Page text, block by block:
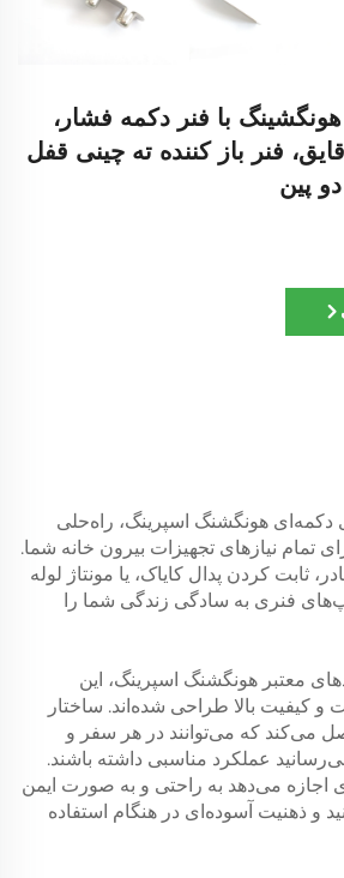
با فنر دکمه فشار،
فنر باز کننده ته چینی قفل
پین
هونگشنگ اسپرینگ، راه‌حلی
تمام نیازهای تجهیزات بیرون خانه شما.
ثابت کردن پدال کایاک، یا مونتاژ لوله
فنری به سادگی زندگی شما را
معتبر هونگشنگ اسپرینگ، این
و کیفیت بالا طراحی شده‌اند. ساختار
می‌کند که می‌توانند در هر سفر و
عملکرد مناسبی داشته باشند.
می‌دهد به راحتی و به صورت ایمن
و ذهنیت آسوده‌ای در هنگام استفاده